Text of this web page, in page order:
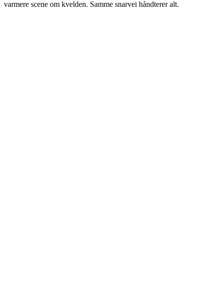
varmere scene om kvelden. Samme snarvei håndterer alt.